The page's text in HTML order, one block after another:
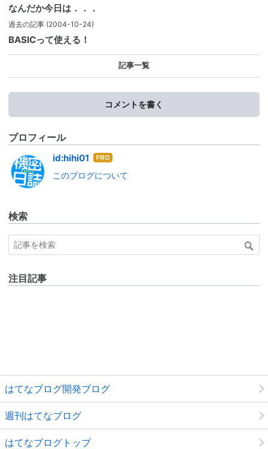
なんだか今日は．．．
過去の記事 (2004-10-24)
BASICって使える！
記事一覧
コメントを書く
プロフィール
id:hihi01 はて
なブ
ログ
このブログについて
検索
注目記事
はてなブログ開発ブログ
週刊はてなブログ
はてなブログトップ